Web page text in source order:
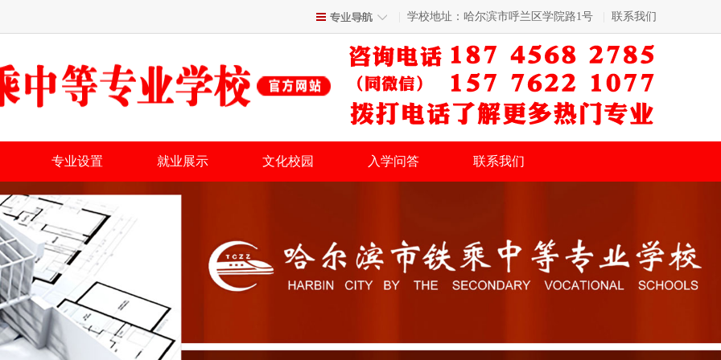
学校地址：哈尔滨市呼兰区学院路1号 联系我们
专业设置 就业展示 文化校园 入学问答 联系我们